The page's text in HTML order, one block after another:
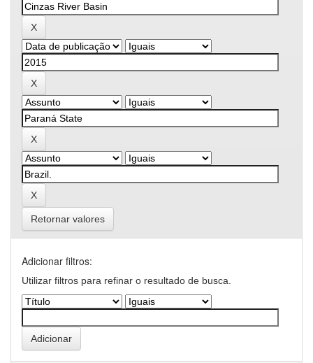
Retornar valores
Adicionar filtros:
Utilizar filtros para refinar o resultado de busca.